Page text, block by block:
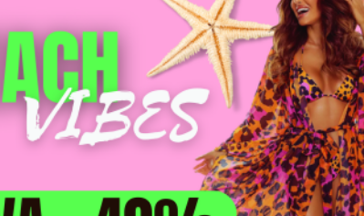
DOPRAVA ZDARMA
na adresu nebo pobočku